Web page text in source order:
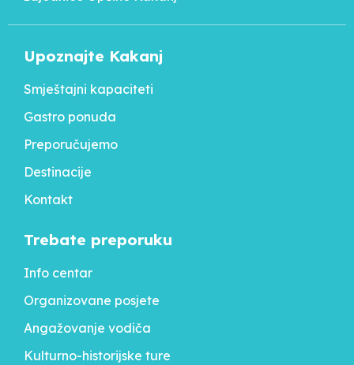
Upoznajte Kakanj
Smještajni kapaciteti
Gastro ponuda
Preporučujemo
Destinacije
Kontakt
Trebate preporuku
Info centar
Organizovane posjete
Angažovanje vodiča
Kulturno-historijske ture